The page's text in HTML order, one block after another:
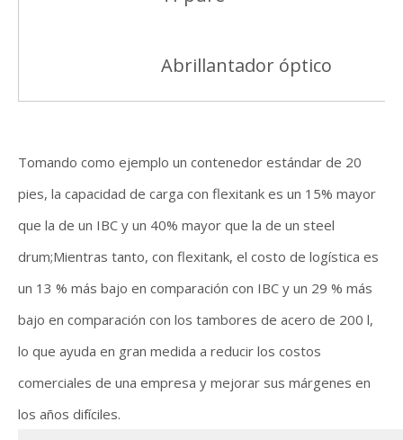
Abrillantador óptico
Tomando como ejemplo un contenedor estándar de 20
pies, la capacidad de carga con flexitank es un 15% mayor
que la de un IBC y un 40% mayor que la de un steel
drum;Mientras tanto, con flexitank, el costo de logística es
un 13 % más bajo en comparación con IBC y un 29 % más
bajo en comparación con los tambores de acero de 200 l,
lo que ayuda en gran medida a reducir los costos
comerciales de una empresa y mejorar sus márgenes en
los años difíciles.